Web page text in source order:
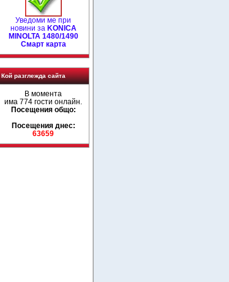
Уведоми ме при
новини за KONICA
MINOLTA 1480/1490
Смарт карта
Кой разглежда сайта
В момента
има 774 гости онлайн.
Посещения общо:
Посещения днес:
63659